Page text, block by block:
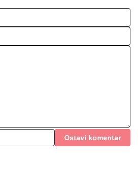
Ostavi komentar